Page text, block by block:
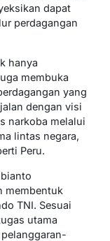
dapat
perdagangan
hanya
membuka
yang
dengan visi
narkoba melalui
lintas negara,
Peru.
membentuk
TNI. Sesuai
utama